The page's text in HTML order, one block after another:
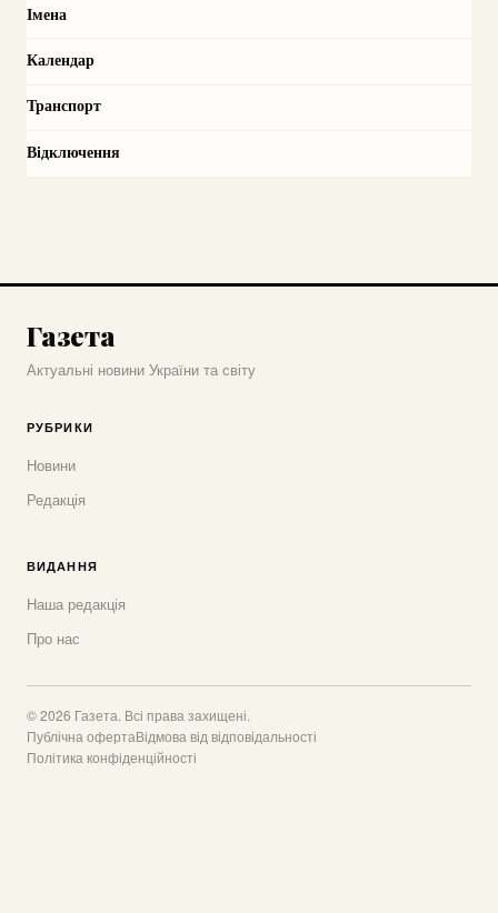
Імена
Календар
Транспорт
Відключення
Газета
Актуальні новини України та світу
РУБРИКИ
Новини
Редакція
ВИДАННЯ
Наша редакція
Про нас
© 2026 Газета. Всі права захищені.
Публічна офертаВідмова від відповідальності
Політика конфіденційності